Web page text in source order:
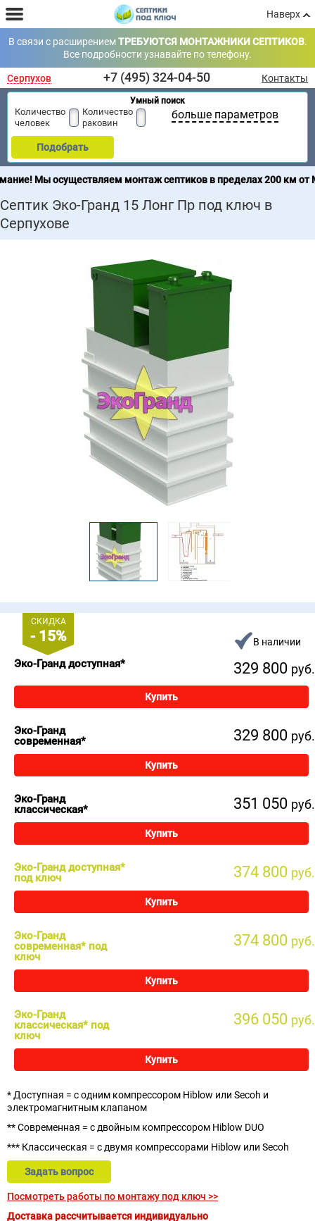
Наверх
В связи с расширениемТРЕБУЮТСЯ МОНТАЖНИКИ СЕПТИКОВ.
Все подробности узнавайте по телефону.
Серпухов +7 (495) 324-04-50 Контакты
Умный поиск
Количество
человек
Количество
раковин
больше параметров
Подобрать
монтаж септиков в пределах 200 км от МКАД.
Септик Эко-Гранд 15 Лонг Пр под ключ в
Серпухове
СКИДКА
- 15% В наличии
329 800 руб.
Эко-Гранд доступная*
Купить
329 800 руб.
Эко-Гранд
современная*
Купить
351 050 руб.
Эко-Гранд
классическая*
Купить
374 800 руб.
Эко-Гранд доступная*
под ключ
Купить
374 800 руб.
Эко-Гранд
современная* под
ключ
Купить
396 050 руб.
Эко-Гранд
классическая* под
ключ
Купить
* Доступная = с одним компрессором Hiblow или Secoh и
электромагнитным клапаном
** Современная = с двойным компрессором Hiblow DUO
*** Классическая = с двумя компрессорами Hiblow или Secoh
Задать вопрос
Посмотреть работы по монтажу под ключ >>
Доставка рассчитывается индивидуально